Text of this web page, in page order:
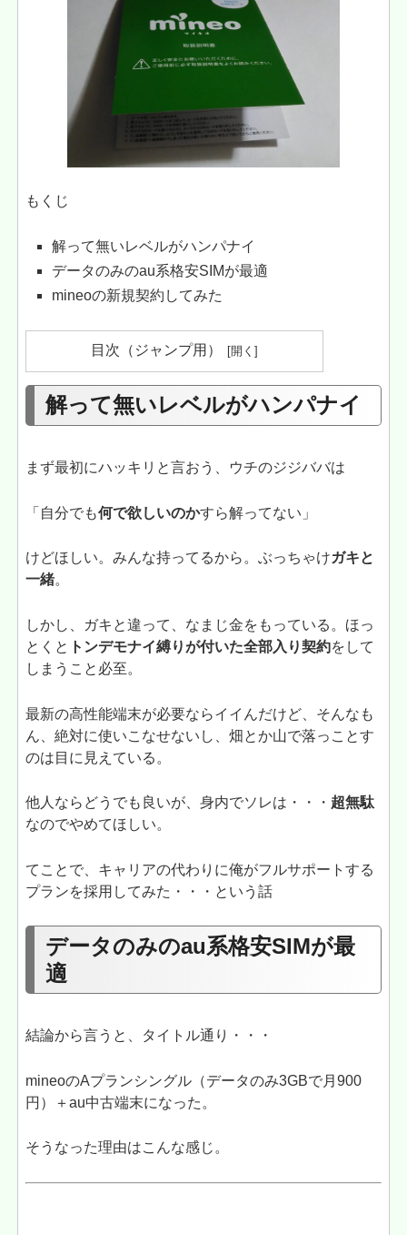
もくじ
解って無いレベルがハンパナイ
データのみのau系格安SIMが最適
mineoの新規契約してみた
目次（ジャンプ用）
解って無いレベルがハンパナイ
まず最初にハッキリと言おう、ウチのジジババは
「自分でも何で欲しいのかすら解ってない」
けどほしい。みんな持ってるから。ぶっちゃけガキと
一緒。
しかし、ガキと違って、なまじ金をもっている。ほっ
とくと トンデモナイ縛りが付いた全部入り契約をして
しまうこと必至。
最新の高性能端末が必要ならイイんだけど、そんなも
ん、絶対に使いこなせないし、畑とか山で落っことす
のは目に見えている。
他人ならどうでも良いが、身内でソレは・・・ 超無駄
なのでやめてほしい。
てことで、キャリアの代わりに俺がフルサポートする
プランを採用してみた・・・という話
データのみのau系格安SIMが最
適
結論から言うと、タイトル通り・・・
mineoのAプランシングル（データのみ3GBで月900
円）＋au中古端末になった。
そうなった理由はこんな感じ。